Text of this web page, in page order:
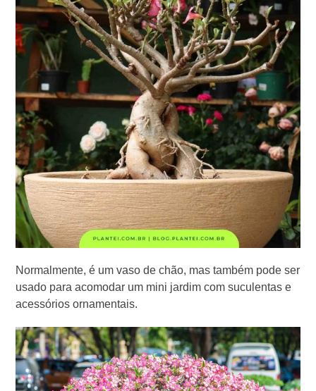
Normalmente, é um vaso de chão, mas também pode ser
usado para acomodar um mini jardim com suculentas e
acessórios ornamentais.